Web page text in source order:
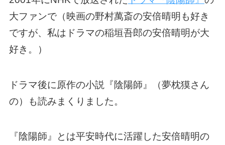
大ファンで（映画の野村萬斎の安倍晴明も好き
ですが、私はドラマの稲垣吾郎の安倍晴明が大
好き。）
ドラマ後に原作の小説『陰陽師』（夢枕獏さん
の）も読みまくりました。
『陰陽師』とは平安時代に活躍した安倍晴明の